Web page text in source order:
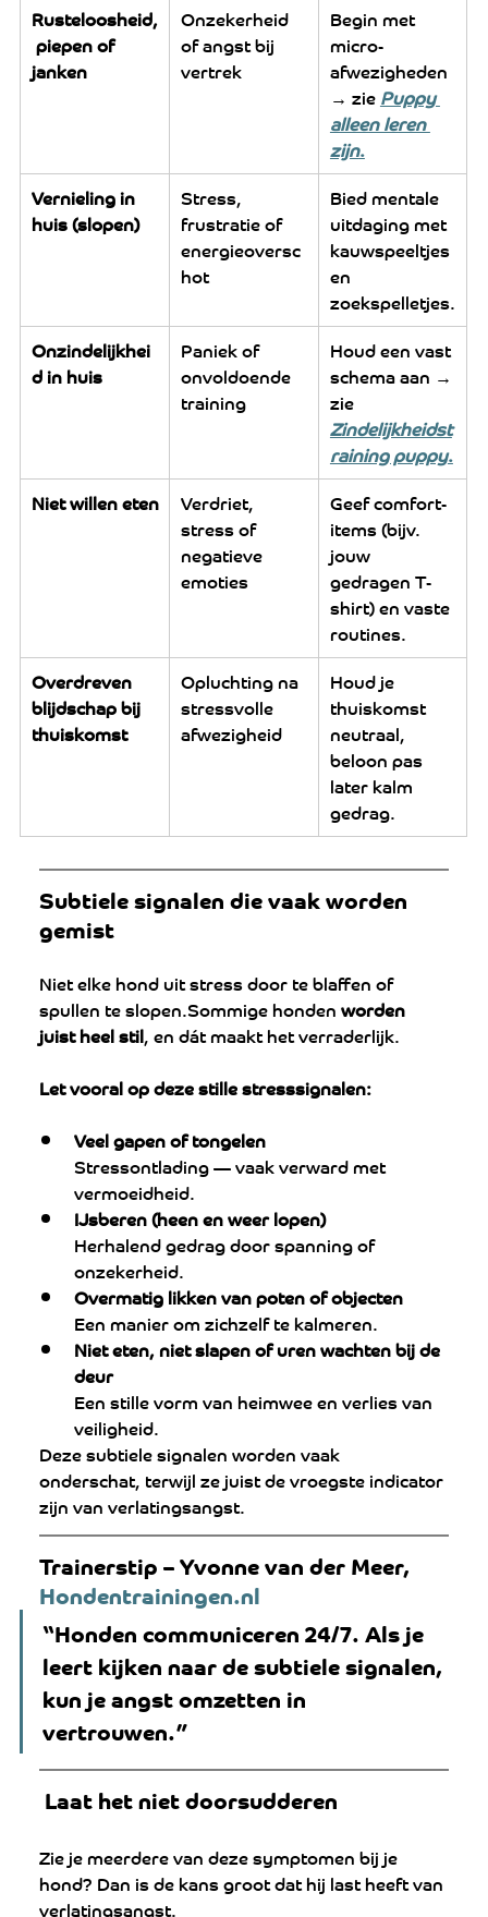
Rusteloosheid,
piepen of
janken
Onzekerheid
of angst bij
vertrek
Begin met
micro-
afwezigheden
→ zie Puppy
alleen leren
zijn.
Vernieling in
huis (slopen)
Stress,
frustratie of
energieoversc
hot
Bied mentale
uitdaging met
kauwspeeltjes
en
zoekspelletjes.
Onzindelijkhei
d in huis
Paniek of
onvoldoende
training
Houd een vast
schema aan →
zie
Zindelijkheidst
raining puppy.
Niet willen eten
Verdriet,
stress of
negatieve
emoties
Geef comfort-
items (bijv.
jouw
gedragen T-
shirt) en vaste
routines.
Overdreven
blijdschap bij
thuiskomst
Opluchting na
stressvolle
afwezigheid
Houd je
thuiskomst
neutraal,
beloon pas
later kalm
gedrag.
Subtiele signalen die vaak worden
gemist
Niet elke hond uit stress door te blaffen of
spullen te slopen.Sommige honden worden
juist heel stil, en dát maakt het verraderlijk.
Let vooral op deze stille stresssignalen:
Veel gapen of tongelen
Stressontlading — vaak verward met
vermoeidheid.
IJsberen (heen en weer lopen)
Herhalend gedrag door spanning of
onzekerheid.
Overmatig likken van poten of objecten
Een manier om zichzelf te kalmeren.
Niet eten, niet slapen of uren wachten bij de
deur
Een stille vorm van heimwee en verlies van
veiligheid.
Deze subtiele signalen worden vaak
onderschat, terwijl ze juist de vroegste indicator
zijn van verlatingsangst.
Trainerstip – Yvonne van der Meer,
Hondentrainingen.nl
“Honden communiceren 24/7. Als je
leert kijken naar de subtiele signalen,
kun je angst omzetten in
vertrouwen.”
Laat het niet doorsudderen
Zie je meerdere van deze symptomen bij je
hond? Dan is de kans groot dat hij last heeft van
verlatingsangst.